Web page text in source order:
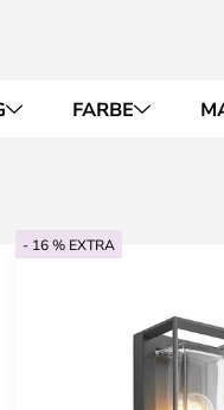
FARBE
- 16 % EXTRA